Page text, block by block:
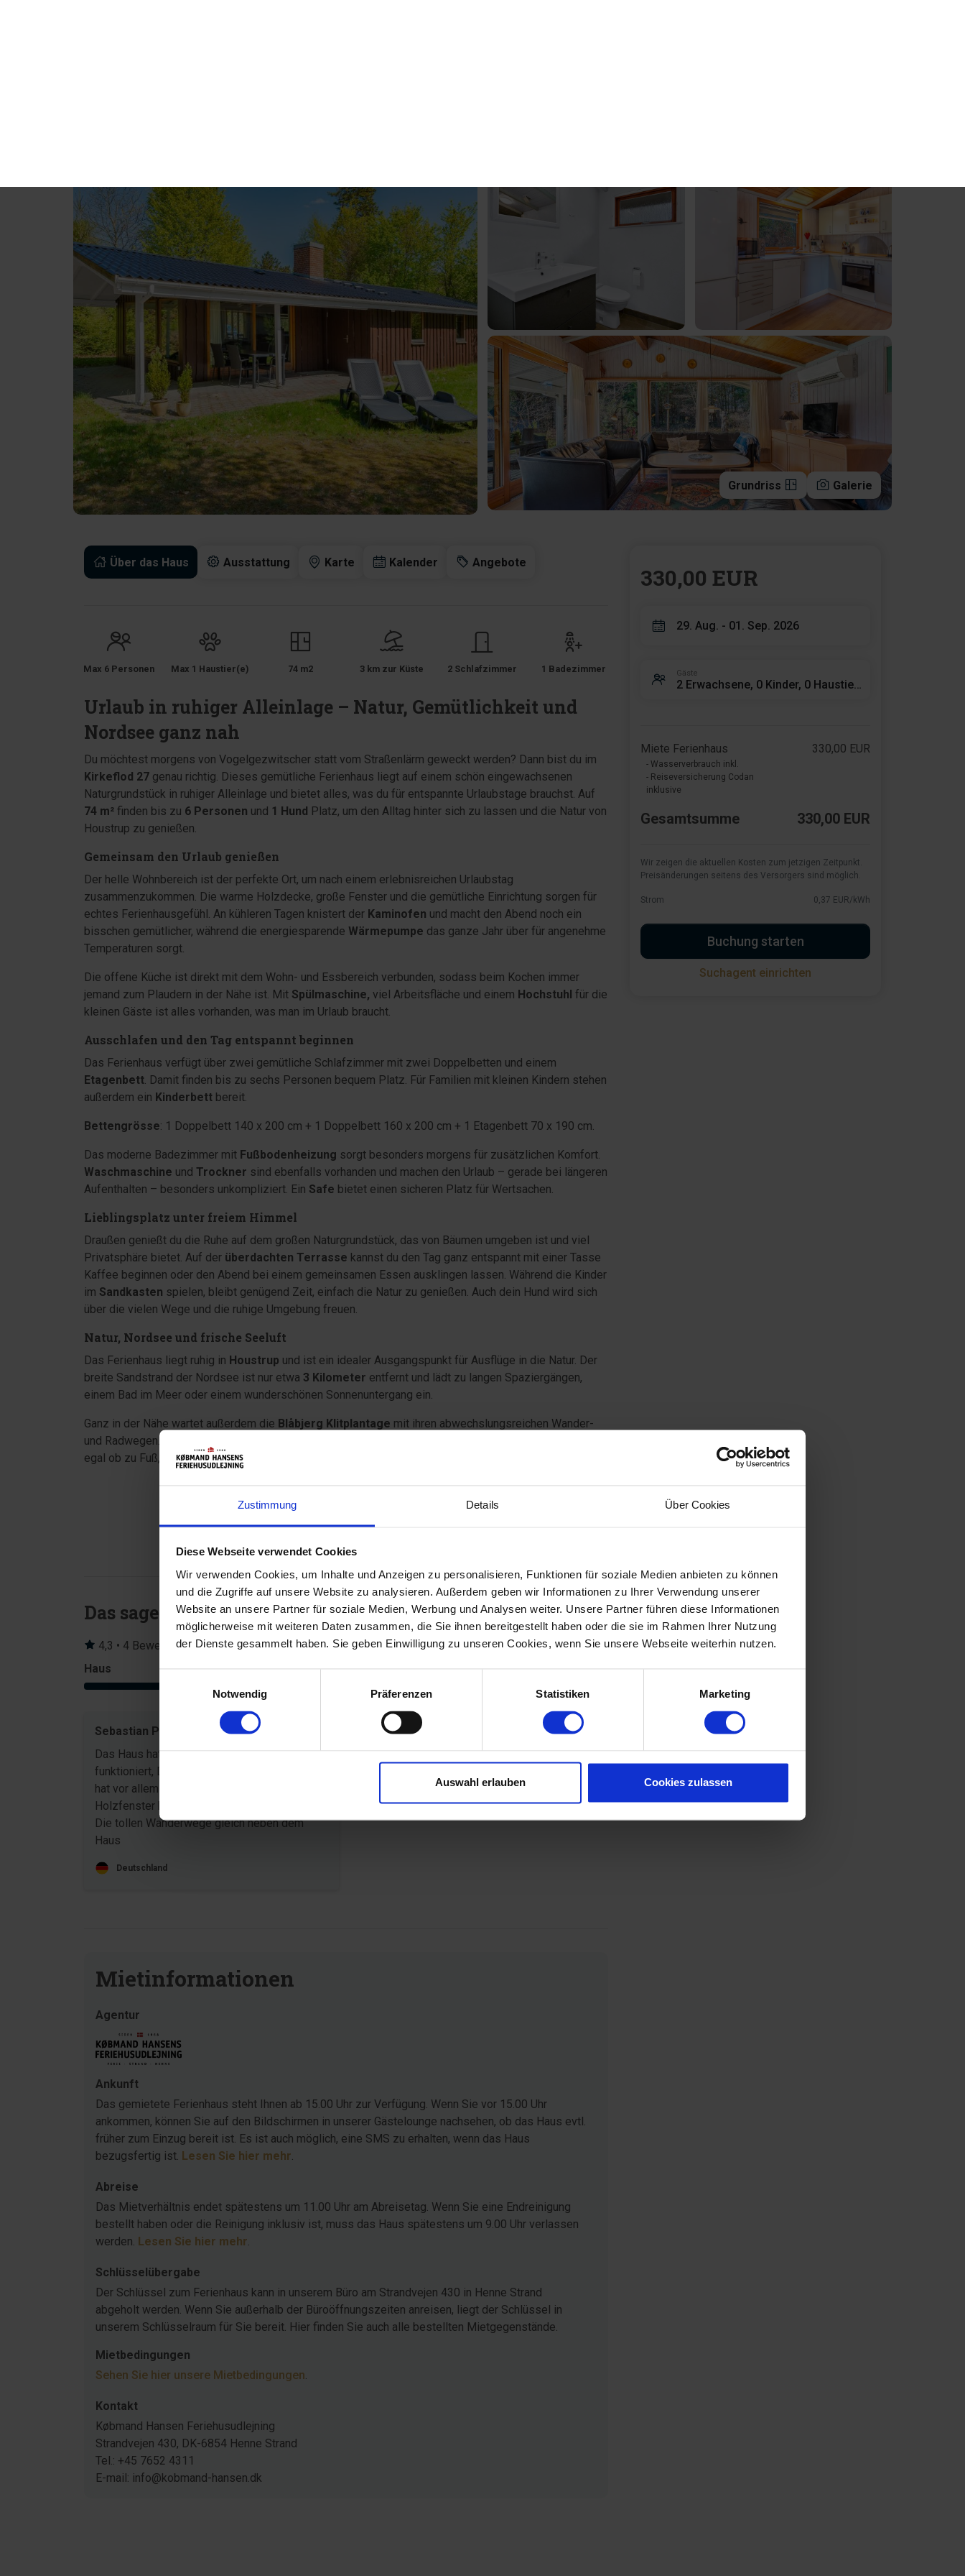
Zustimmung
Diese Webseite verwendet Cookies
Wir verwenden Cookies, um Inhalte und Anzeigen zu personalisieren, Funktionen für soziale Medien anbieten zu können
und die Zugriffe auf unsere Website zu analysieren. Außerdem geben wir Informationen zu Ihrer Verwendung unserer
Website an unsere Partner für soziale Medien, Werbung und Analysen weiter. Unsere Partner führen diese Informationen
der Dienste gesammelt haben. Sie geben Einwilligung zu unseren Cookies, wenn Sie unsere Webseite weiterhin nutzen.
Notwendig
Marketing
Auswahl erlauben Cookies zulassen
Grundriss Galerie
Über das Haus Ausstattung Karte Kalender Angebote
Max 6 Personen Max 1 Haustier(e) 74 m2 3 km zur Küste 2 Schlafzimmer 1 Badezimmer
Urlaub in ruhiger Alleinlage – Natur, Gemütlichkeit und
Nordsee ganz nah
Du möchtest morgens von Vogelgezwitscher statt vom Straßenlärm geweckt werden? Dann bist du im
Kirkeflod 27 genau richtig. Dieses gemütliche Ferienhaus liegt auf einem schön eingewachsenen
Naturgrundstück in ruhiger Alleinlage und bietet alles, was du für entspannte Urlaubstage brauchst. Auf
74 m² finden bis zu 6 Personen und 1 Hund Platz, um den Alltag hinter sich zu lassen und die Natur von
Houstrup zu genießen.
Gemeinsam den Urlaub genießen
Der helle Wohnbereich ist der perfekte Ort, um nach einem erlebnisreichen Urlaubstag
zusammenzukommen. Die warme Holzdecke, große Fenster und die gemütliche Einrichtung sorgen für
echtes Ferienhausgefühl. An kühleren Tagen knistert der Kaminofen und macht den Abend noch ein
bisschen gemütlicher, während die energiesparende Wärmepumpe das ganze Jahr über für angenehme
Temperaturen sorgt.
Die offene Küche ist direkt mit dem Wohn- und Essbereich verbunden, sodass beim Kochen immer
jemand zum Plaudern in der Nähe ist. Mit Spülmaschine, viel Arbeitsfläche und einem Hochstuhl für die
kleinen Gäste ist alles vorhanden, was man im Urlaub braucht.
Ausschlafen und den Tag entspannt beginnen
Das Ferienhaus verfügt über zwei gemütliche Schlafzimmer mit zwei Doppelbetten und einem
Etagenbett. Damit finden bis zu sechs Personen bequem Platz. Für Familien mit kleinen Kindern stehen
außerdem ein Kinderbett bereit.
Bettengrösse: 1 Doppelbett 140 x 200 cm + 1 Doppelbett 160 x 200 cm + 1 Etagenbett 70 x 190 cm.
Das moderne Badezimmer mit Fußbodenheizung sorgt besonders morgens für zusätzlichen Komfort.
Waschmaschine und Trockner sind ebenfalls vorhanden und machen den Urlaub – gerade bei längeren
Aufenthalten – besonders unkompliziert. Ein Safe bietet einen sicheren Platz für Wertsachen.
Lieblingsplatz unter freiem Himmel
Draußen genießt du die Ruhe auf dem großen Naturgrundstück, das von Bäumen umgeben ist und viel
Privatsphäre bietet. Auf der überdachten Terrasse kannst du den Tag ganz entspannt mit einer Tasse
Kaffee beginnen oder den Abend bei einem gemeinsamen Essen ausklingen lassen. Während die Kinder
im Sandkasten spielen, bleibt genügend Zeit, einfach die Natur zu genießen. Auch dein Hund wird sich
über die vielen Wege und die ruhige Umgebung freuen.
Natur, Nordsee und frische Seeluft
Das Ferienhaus liegt ruhig in Houstrup und ist ein idealer Ausgangspunkt für Ausflüge in die Natur. Der
breite Sandstrand der Nordsee ist nur etwa 3 Kilometer entfernt und lädt zu langen Spaziergängen,
einem Bad im Meer oder einem wunderschönen Sonnenuntergang ein.
Ganz in der Nähe wartet außerdem die Blåbjerg Klitplantage mit ihren abwechslungsreichen Wander-
und Radwegen. Zwischen Dünen, Heide und Kiefernwald kannst du die Natur in aller Ruhe entdecken –
egal ob zu Fuß, mit dem Fahrrad oder gemeinsam mit deinem Hund.
Das sagen andere Urlauber
4,3 • 4 Bewertungen
Haus
Sebastian Perkuhn
Das Haus hat uns sehr gefallen, Alles hat
funktioniert, Das Bett war super bequem Mir
hat vor allem gut gefallen das das Haus
Holzfenster hatte und keine Plastikfenster!
Die tollen Wanderwege gleich neben dem
Haus
Deutschland
Mietinformationen
Agentur
Ankunft
Das gemietete Ferienhaus steht Ihnen ab 15.00 Uhr zur Verfügung. Wenn Sie vor 15.00 Uhr
ankommen, können Sie auf den Bildschirmen in unserer Gästelounge nachsehen, ob das Haus evtl.
früher zum Einzug bereit ist. Es ist auch möglich, eine SMS zu erhalten, wenn das Haus
bezugsfertig ist. Lesen Sie hier mehr.
Abreise
Das Mietverhältnis endet spätestens um 11.00 Uhr am Abreisetag. Wenn Sie eine Endreinigung
bestellt haben oder die Reinigung inklusiv ist, muss das Haus spätestens um 9.00 Uhr verlassen
werden. Lesen Sie hier mehr.
Schlüsselübergabe
Der Schlüssel zum Ferienhaus kann in unserem Büro am Strandvejen 430 in Henne Strand
abgeholt werden. Wenn Sie außerhalb der Büroöffnungszeiten anreisen, liegt der Schlüssel in
unserem Schlüsselraum für Sie bereit. Hier finden Sie auch alle bestellten Mietgegenstände.
Mietbedingungen
Sehen Sie hier unsere Mietbedingungen.
Kontakt
Købmand Hansen Feriehusudlejning
Strandvejen 430, DK-6854 Henne Strand
Tel.: +45 7652 4311
E-mail: info@kobmand-hansen.dk
330,00 EUR
29. Aug. - 01. Sep. 2026
Gäste
Miete Ferienhaus
- Wasserverbrauch inkl.
- Reiseversicherung Codan
inklusive
330,00 EUR
Gesamtsumme 330,00 EUR
Wir zeigen die aktuellen Kosten zum jetzigen Zeitpunkt.
Preisänderungen seitens des Versorgers sind möglich.
Strom 0,37 EUR/kWh
Buchung starten
Suchagent einrichten